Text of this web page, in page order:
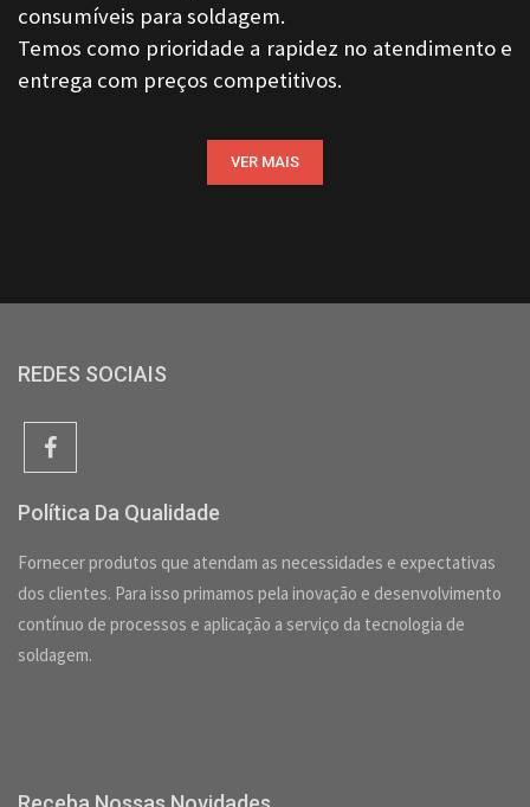
consumíveis para soldagem.
Temos como prioridade a rapidez no atendimento e
entrega com preços competitivos.
VER MAIS
REDES SOCIAIS
Política Da Qualidade
Fornecer produtos que atendam as necessidades e expectativas
dos clientes. Para isso primamos pela inovação e desenvolvimento
contínuo de processos e aplicação a serviço da tecnologia de
soldagem.